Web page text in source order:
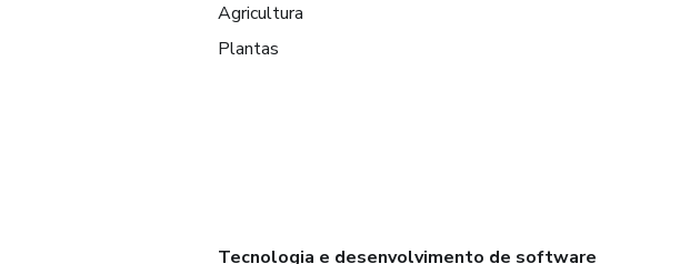
Agricultura
Plantas
Tecnologia e desenvolvimento de software